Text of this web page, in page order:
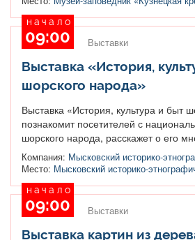
начало
09:00 Выставки
Выставка «История,
шорского народа»
Выставка «История, культура и быт
познакомит посетителей с
шорского народа, расскажет о его
Компания: Мысковский историко-
Место: Мысковский историко-
начало
09:00 Выставки
Выставка картин из